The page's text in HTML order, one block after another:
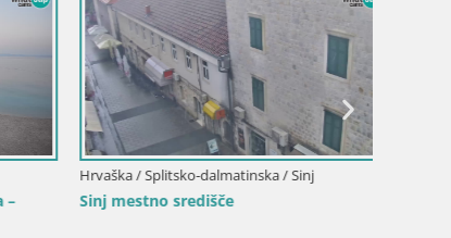
Hrvaška / Splitsko-dalmatinska / Sinj
Sinj mestno središče